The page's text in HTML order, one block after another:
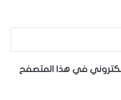
في هذا المتصفح